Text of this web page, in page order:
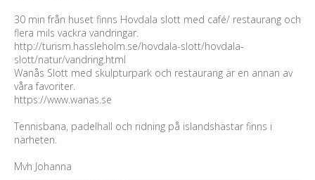
30 min från huset finns Hovdala slott med café/ restaurang och
flera mils vackra vandringar.
http://turism.hassleholm.se/hovdala-slott/hovdala-
slott/natur/vandring.html
Wanås Slott med skulpturpark och restaurang är en annan av
våra favoriter.
https://www.wanas.se
Tennisbana, padelhall och ridning på islandshästar finns i
närheten.
Mvh Johanna